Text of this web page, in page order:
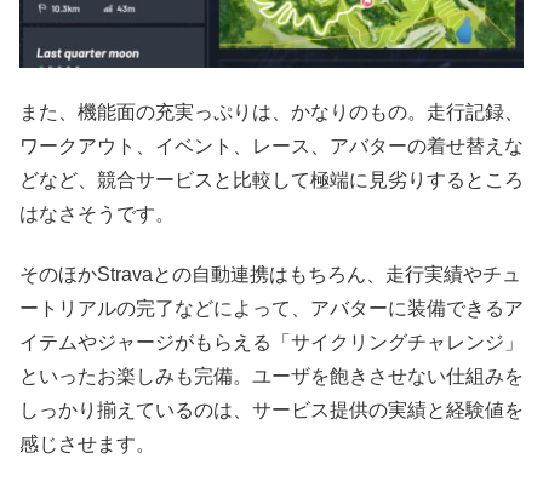
また、機能面の充実っぷりは、かなりのもの。走行記録、
ワークアウト、イベント、レース、アバターの着せ替えな
どなど、競合サービスと比較して極端に見劣りするところ
はなさそうです。
そのほかStravaとの自動連携はもちろん、走行実績やチュ
ートリアルの完了などによって、アバターに装備できるア
イテムやジャージがもらえる「サイクリングチャレンジ」
といったお楽しみも完備。ユーザを飽きさせない仕組みを
しっかり揃えているのは、サービス提供の実績と経験値を
感じさせます。